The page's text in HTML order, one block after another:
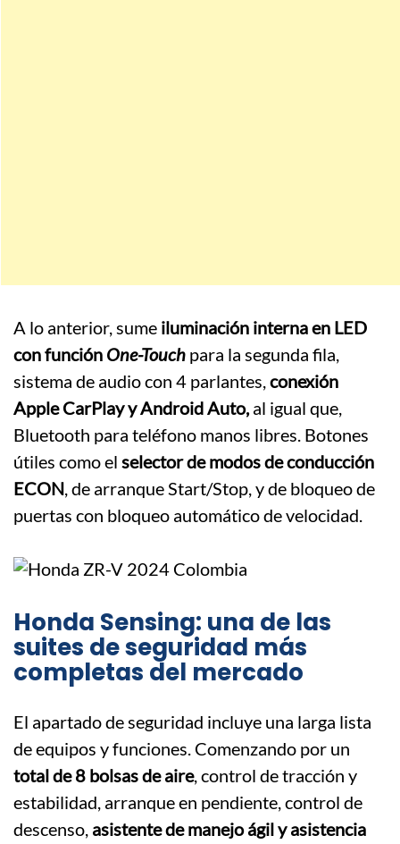
A lo anterior, sume iluminación interna en LED
con función One-Touch para la segunda fila,
sistema de audio con 4 parlantes,conexión
Apple CarPlay y Android Auto,al igual que,
Bluetooth para teléfono manos libres. Botones
útiles como el selector de modos de conducción
ECON, de arranque Start/Stop, y de bloqueo de
puertas con bloqueo automático de velocidad.
Honda Sensing: una de las
suites de seguridad más
completas del mercado
El apartado de seguridad incluye una larga lista
de equipos y funciones. Comenzando por un
total de 8 bolsas de aire, control de tracción y
estabilidad, arranque en pendiente, control de
descenso, asistente de manejo ágil y asistencia